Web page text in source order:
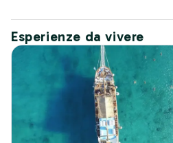
Esperienze da vivere